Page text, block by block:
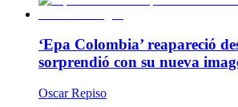
‘Epa Colombia’ reapareció
sorprendió con su nueva
Oscar Repiso